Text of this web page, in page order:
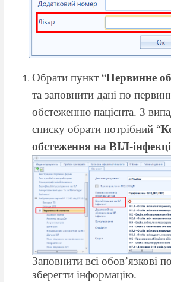
Обрати пункт “Первинне
та заповнити дані по
обстеженню пацієнта. З
списку обрати потрібний “
обстеження на ВІЛ-
Заповнити всі обов’язкові
зберегти інформацію.